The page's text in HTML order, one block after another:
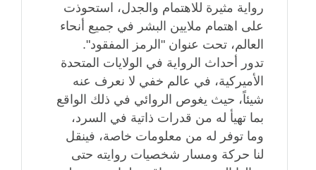
رواية مثيرة للاهتمام والجدل، استحوذت
على اهتمام ملايين البشر في جميع أنحاء
العالم، تحت عنوان "الرمز المفقود".
تدور أحداث الرواية في الولايات المتحدة
الأميركية، في عالم خفي لا نعرف عنه
شيئاً، حيث يغوص الروائي في ذلك الواقع
بما تهيأ له من قدرات ذاتية في السرد،
وما توفر له من معلومات خاصة، فينقل
لنا حركة ومسار شخصيات روايته حتى